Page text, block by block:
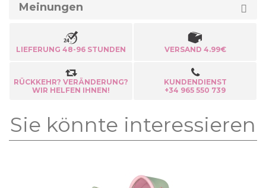
Meinungen
LIEFERUNG 48-96 STUNDEN VERSAND 4.99€
RÜCKKEHR? VERÄNDERUNG?
WIR HELFEN IHNEN!
KUNDENDIENST
+34 965 550 739
Sie könnte interessieren